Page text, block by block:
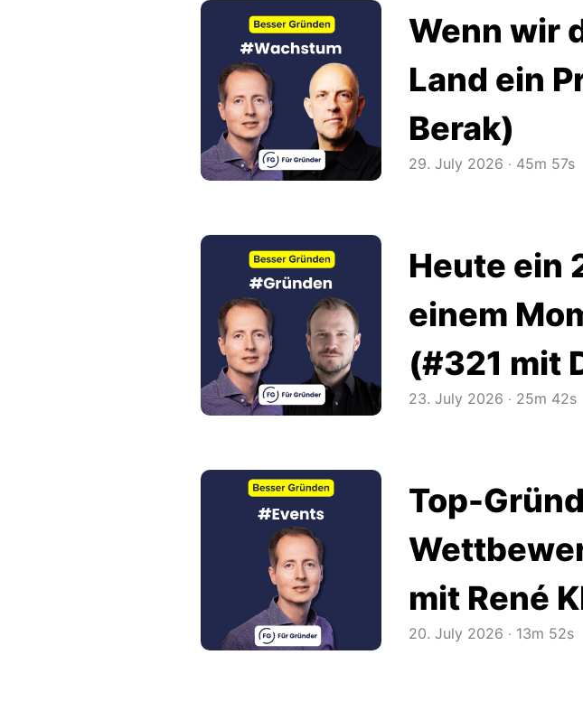
Wenn wir
Land ein
Berak)
29. July 2026 ‧ 45m 57s
Heute ein
einem
(#321 mit
23. July 2026 ‧ 25m 42s
Top-
mit René
20. July 2026 ‧ 13m 52s